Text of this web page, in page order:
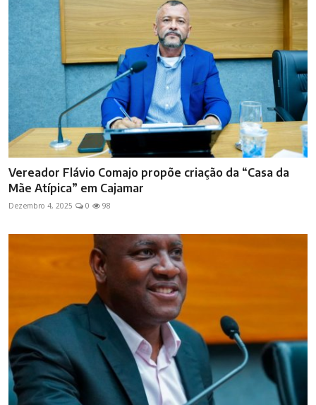
Vereador Flávio Comajo propõe criação da “Casa da
Mãe Atípica” em Cajamar
Dezembro 4, 2025 0 98